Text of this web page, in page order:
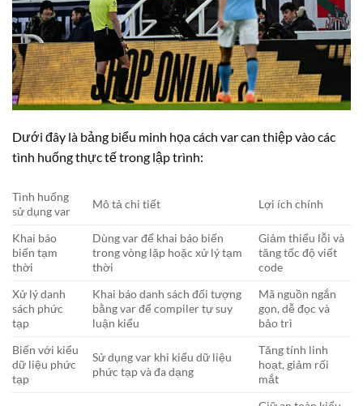
Dưới đây là bảng biểu minh họa cách var can thiệp vào các
tình huống thực tế trong lập trình:
Tình huống
sử dụng var
Mô tả chi tiết Lợi ích chính
Khai báo
biến tạm
thời
Dùng var để khai báo biến
trong vòng lặp hoặc xử lý tạm
thời
Giảm thiểu lỗi và
tăng tốc độ viết
code
Xử lý danh
sách phức
tạp
Khai báo danh sách đối tượng
bằng var để compiler tự suy
luận kiểu
Mã nguồn ngắn
gọn, dễ đọc và
bảo trì
Biến với kiểu
dữ liệu phức
tạp
Sử dụng var khi kiểu dữ liệu
phức tạp và đa dạng
Tăng tính linh
hoạt, giảm rối
mắt